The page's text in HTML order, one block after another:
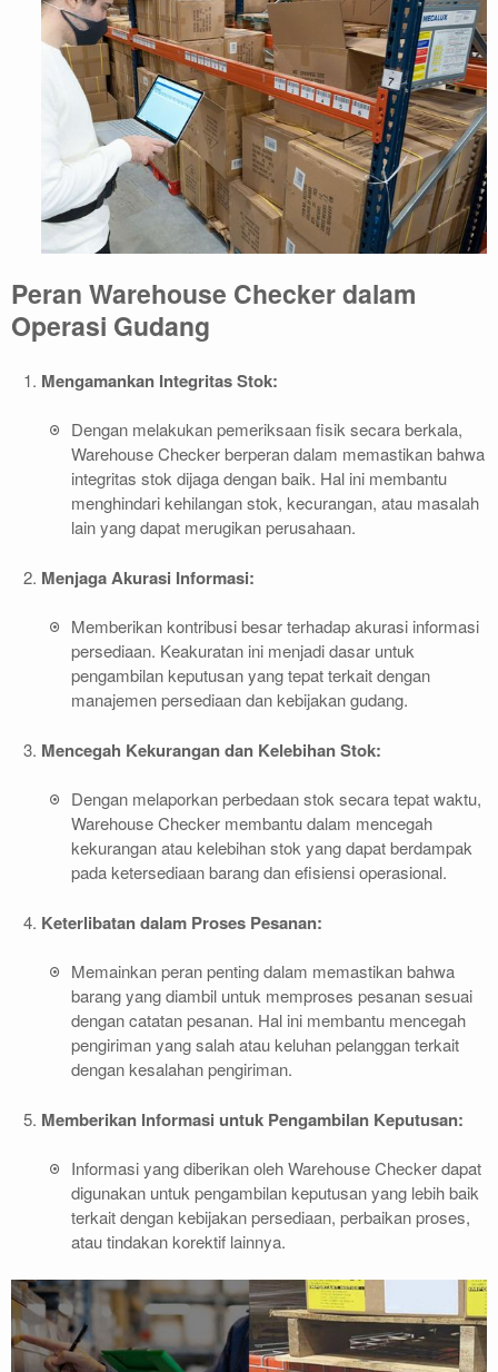
Peran Warehouse Checker dalam
Operasi Gudang
Mengamankan Integritas Stok:
Dengan melakukan pemeriksaan fisik secara berkala,
Warehouse Checker berperan dalam memastikan bahwa
integritas stok dijaga dengan baik. Hal ini membantu
menghindari kehilangan stok, kecurangan, atau masalah
lain yang dapat merugikan perusahaan.
Menjaga Akurasi Informasi:
Memberikan kontribusi besar terhadap akurasi informasi
persediaan. Keakuratan ini menjadi dasar untuk
pengambilan keputusan yang tepat terkait dengan
manajemen persediaan dan kebijakan gudang.
Mencegah Kekurangan dan Kelebihan Stok:
Dengan melaporkan perbedaan stok secara tepat waktu,
Warehouse Checker membantu dalam mencegah
kekurangan atau kelebihan stok yang dapat berdampak
pada ketersediaan barang dan efisiensi operasional.
Keterlibatan dalam Proses Pesanan:
Memainkan peran penting dalam memastikan bahwa
barang yang diambil untuk memproses pesanan sesuai
dengan catatan pesanan. Hal ini membantu mencegah
pengiriman yang salah atau keluhan pelanggan terkait
dengan kesalahan pengiriman.
Memberikan Informasi untuk Pengambilan Keputusan:
Informasi yang diberikan oleh Warehouse Checker dapat
digunakan untuk pengambilan keputusan yang lebih baik
terkait dengan kebijakan persediaan, perbaikan proses,
atau tindakan korektif lainnya.